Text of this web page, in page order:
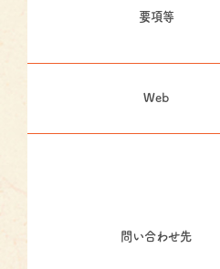
要項等
Web
問い合わせ先